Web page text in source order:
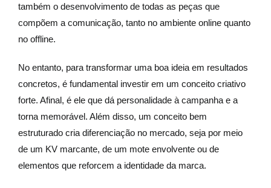
também o desenvolvimento de todas as peças que
compõem a comunicação, tanto no ambiente online quanto
no offline.
No entanto, para transformar uma boa ideia em resultados
concretos, é fundamental investir em um conceito criativo
forte. Afinal, é ele que dá personalidade à campanha e a
torna memorável. Além disso, um conceito bem
estruturado cria diferenciação no mercado, seja por meio
de um KV marcante, de um mote envolvente ou de
elementos que reforcem a identidade da marca.